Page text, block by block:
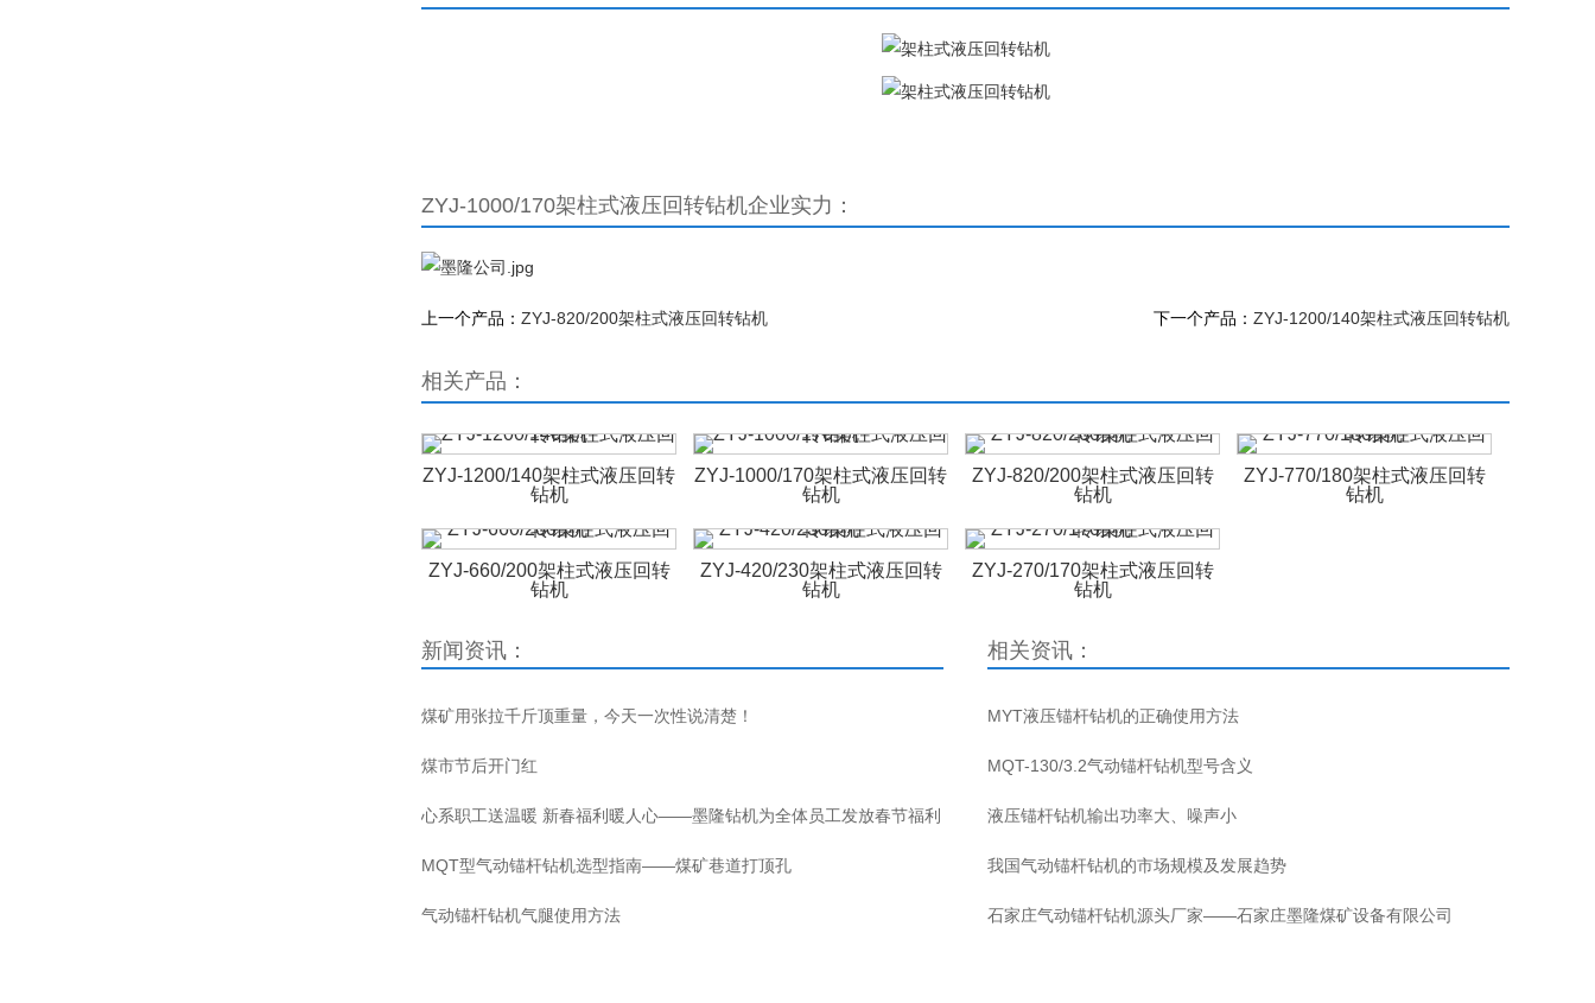
ZYJ-1000/170架柱式液压回转钻机企业实力：
上一个产品： ZYJ-820/200架柱式液压回转钻机 下一个产品： ZYJ-1200/140架柱式液压回转钻机
相关产品：
ZYJ-1200/140架柱式液压回转
钻机
ZYJ-1000/170架柱式液压回转
钻机
ZYJ-820/200架柱式液压回转
钻机
ZYJ-770/180架柱式液压回转
钻机
ZYJ-660/200架柱式液压回转
钻机
ZYJ-420/230架柱式液压回转
钻机
ZYJ-270/170架柱式液压回转
钻机
新闻资讯：
煤矿用张拉千斤顶重量，今天一次性说清楚！
煤市节后开门红
心系职工送温暖 新春福利暖人心——墨隆钻机为全体员工发放春节福利
MQT型气动锚杆钻机选型指南——煤矿巷道打顶孔
气动锚杆钻机气腿使用方法
相关资讯：
MYT液压锚杆钻机的正确使用方法
MQT-130/3.2气动锚杆钻机型号含义
液压锚杆钻机输出功率大、噪声小
我国气动锚杆钻机的市场规模及发展趋势
石家庄气动锚杆钻机源头厂家——石家庄墨隆煤矿设备有限公司